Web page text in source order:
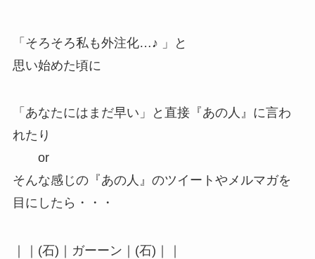
「そろそろ私も外注化…♪ 」と
思い始めた頃に
「あなたにはまだ早い」と直接『あの人』に言わ
れたり
or
そんな感じの『あの人』のツイートやメルマガを
目にしたら・・・
｜｜(石)｜ガーーン｜(石)｜｜